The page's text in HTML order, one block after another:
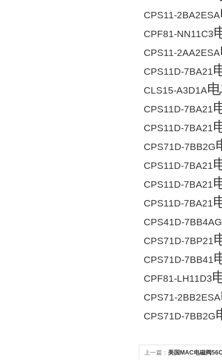
CPS11-2BA2ESA
CPF81-NN11C3
CPS11-2AA2ESA
CPS11D-7BA21
CLS15-A3D1A
CPS11D-7BA21
CPS11D-7BA21
CPS71D-7BB2G
CPS11D-7BA21
CPS11D-7BA21
CPS11D-7BA21
CPS41D-7BB4AG
CPS71D-7BP21
CPS71D-7BB41
CPF81-LH11D3
CPS71-2BB2ESA
CPS71D-7BB2G
上一篇： 美国MAC电磁阀